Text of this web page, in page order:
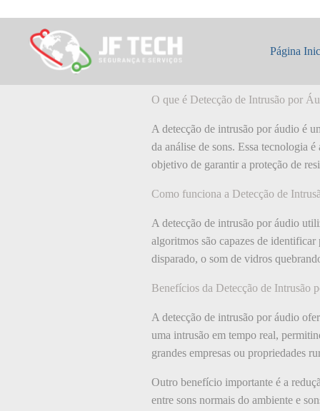
para
conteúdo
Página
O que é:
O que é Detecção de Intrusão por
A detecção de intrusão por áudio é
da análise de sons. Essa tecnologia
objetivo de garantir a proteção de
Como funciona a Detecção de
A detecção de intrusão por áudio
algoritmos são capazes de
disparado, o som de vidros
Benefícios da Detecção de Intrusão
A detecção de intrusão por áudio
uma intrusão em tempo real,
grandes empresas ou propriedades
Outro benefício importante é a
entre sons normais do ambiente e